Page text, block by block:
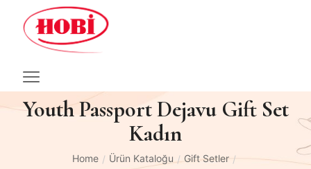
Youth Passport Dejavu Gift Set
Kadın
Home / Ürün Kataloğu / Gift Setler /